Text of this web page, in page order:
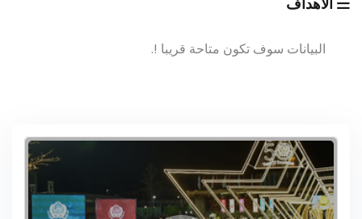
الأهداف
البيانات سوف تكون متاحة قريبا !.